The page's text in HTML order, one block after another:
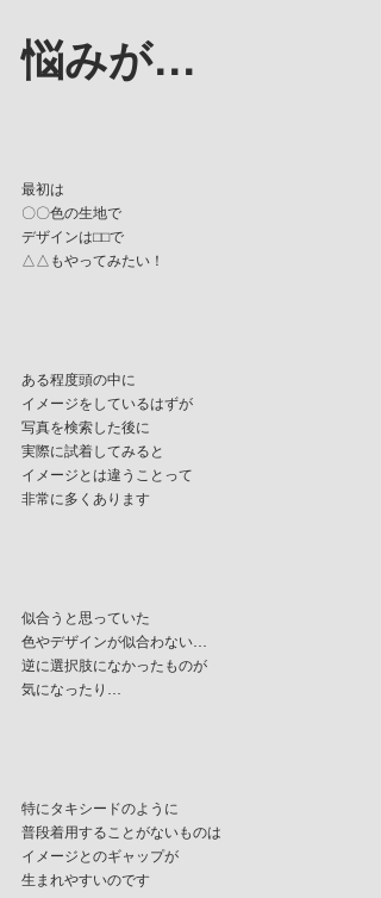
悩みが…
最初は
〇〇色の生地で
デザインは⬜︎⬜︎で
△△もやってみたい！
ある程度頭の中に
イメージをしているはずが
写真を検索した後に
実際に試着してみると
イメージとは違うことって
非常に多くあります
似合うと思っていた
色やデザインが似合わない…
逆に選択肢になかったものが
気になったり…
特にタキシードのように
普段着用することがないものは
イメージとのギャップが
生まれやすいのです